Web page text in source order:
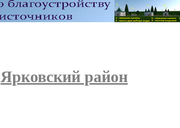
Ярковский район